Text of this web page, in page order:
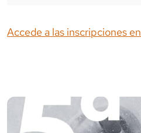
Accede a las inscripciones en